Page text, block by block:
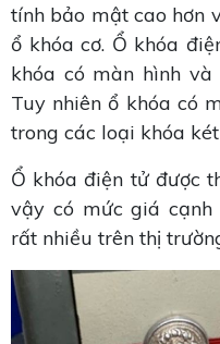
tính bảo mật cao hơn
ổ khóa cơ. Ổ khóa
khóa có màn hình
Tuy nhiên ổ khóa có
trong các loại khóa
Ổ khóa điện tử được
vậy có mức giá
rất nhiều trên thị